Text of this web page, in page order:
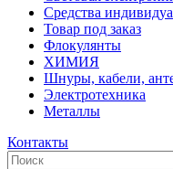
Средства
Товар под заказ
Флокулянты
ХИМИЯ
Шнуры, кабели,
Электротехника
Металлы
Контакты